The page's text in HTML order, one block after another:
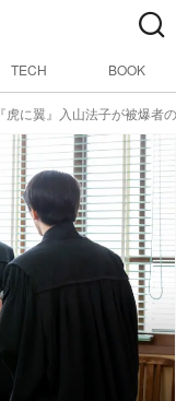
TECH BOOK
『虎に翼』入山法子が被爆者